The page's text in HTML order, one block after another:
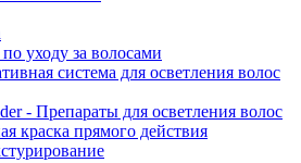
уходу за волосами
система для осветления волос
- Препараты для осветления волос
краска прямого действия